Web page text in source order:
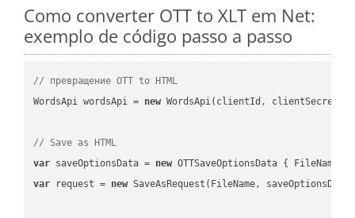
Como converter OTT to XLT em Net:
exemplo de código passo a passo
// превращение OTT to HTML
WordsApi wordsApi = new WordsApi(clientId, clientSecret);
// Save as HTML
var saveOptionsData = new OTTSaveOptionsData { FileName =
var request = new SaveAsRequest(FileName,